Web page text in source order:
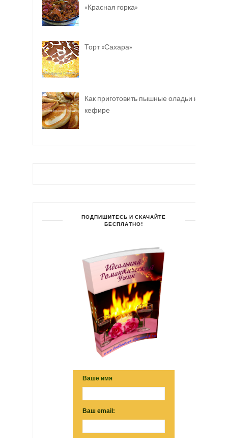
«Красная горка»
Торт «Сахара»
Как приготовить пышные оладьи на
кефире
ПОДПИШИТЕСЬ И СКАЧАЙТЕ
БЕСПЛАТНО!
Ваше имя
Ваш email: